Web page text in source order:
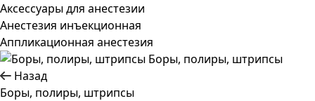
Аксессуары для анестезии
Анестезия инъекционная
Аппликационная анестезия
Боры, полиры, штрипсы
Назад
Боры, полиры, штрипсы